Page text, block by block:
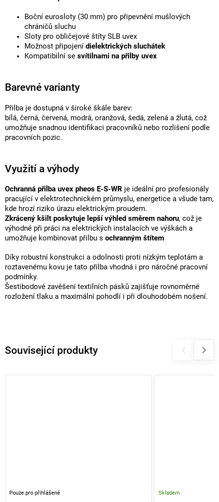
Související produkty
Pouze pro přihlášené Skladem
Boční eurosloty (30 mm) pro připevnění mušlových
chráničů sluchu
Sloty pro obličejové štíty SLB uvex
Možnost připojení dielektrických sluchátek
Kompatibilní se svítilnami na přilby uvex
Barevné varianty
Přilba je dostupná v široké škále barev:
bílá, černá, červená, modrá, oranžová, šedá, zelená a žlutá, což
umožňuje snadnou identifikaci pracovníků nebo rozlišení podle
pracovních pozic.
Využití a výhody
Ochranná přilba uvex pheos E-S-WR je ideální pro profesionály
pracující v elektrotechnickém průmyslu, energetice a všude tam,
kde hrozí riziko úrazu elektrickým proudem.
Zkrácený kšilt poskytuje lepší výhled směrem nahoru, což je
výhodné při práci na elektrických instalacích ve výškách a
umožňuje kombinovat přilbu s ochranným štítem
Díky robustní konstrukci a odolnosti proti nízkým teplotám a
roztavenému kovu je tato přilba vhodná i pro náročné pracovní
podmínky.
Šestibodové zavěšení textilních pásků zajišťuje rovnoměrné
rozložení tlaku a maximální pohodlí i při dlouhodobém nošení.